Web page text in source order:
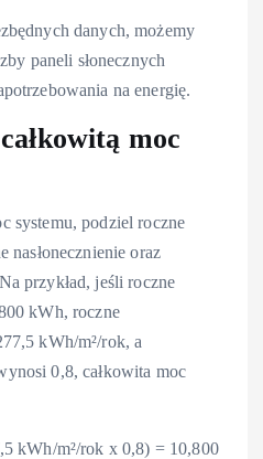
danych, możemy
paneli słonecznych
na energię.
moc
systemu, podziel roczne
nasłonecznienie oraz
przykład, jeśli roczne
kWh, roczne
kWh/m²/rok, a
0,8, całkowita moc
kWh/m²/rok x 0,8) = 10,800